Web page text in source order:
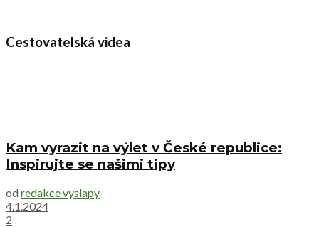
Cestovatelská videa
Kam vyrazit na výlet v České republice:
Inspirujte se našimi tipy
od redakce vyslapy
4.1.2024
2